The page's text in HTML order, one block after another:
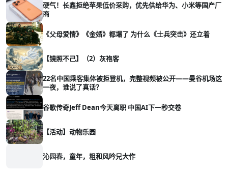
硬气！长鑫拒绝苹果低价采购，优先供给华为、小米等国产厂
商
《父母爱情》《金婚》都塌了 为什么《士兵突击》还立着
【镜照不己】（2）灰袍客
22名中国乘客集体被拒登机，完整视频被公开——曼谷机场这
一夜，谁说了真话？
谷歌传奇Jeff Dean今天离职 中国AI下一秒交卷
【活动】动物乐园
沁园春，童年，粗和风吟兄大作